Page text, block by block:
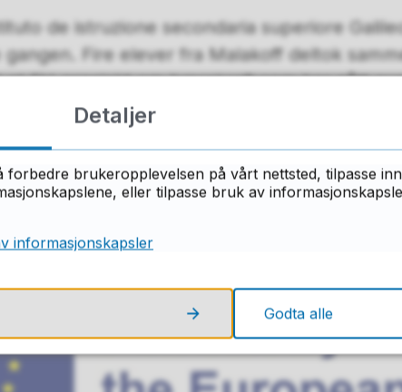
de istruzione secondaria superiore
Fire elever fra Malakoff deltok
et EU-prosjekt om bærekraft som har gått
om Sicilias spesielle botanikk og vulkanen
med solenergi og var med på å rydde
uke. Det er en fantastisk mulighet å få lov
Detaljer
brukeropplevelsen på vårt nettsted, tilpasse
eller tilpasse bruk av
informasjonskapsler
Godta alle